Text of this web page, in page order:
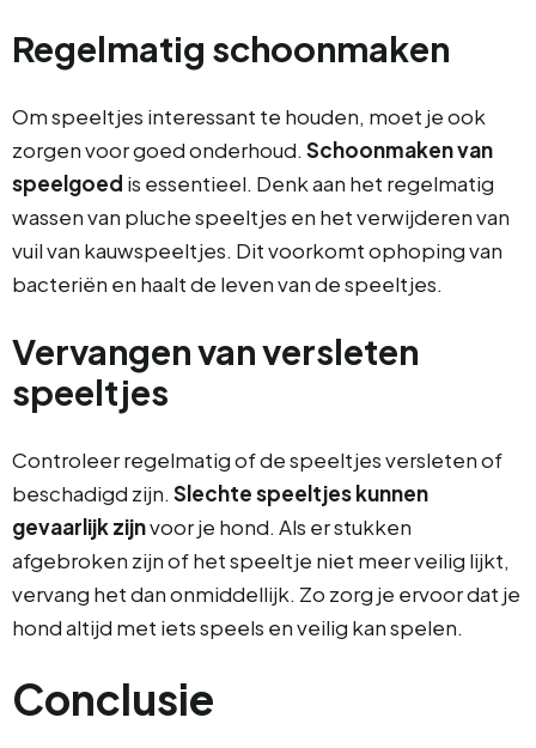
Regelmatig schoonmaken
Om speeltjes interessant te houden, moet je ook
zorgen voor goed onderhoud. Schoonmaken van
speelgoed is essentieel. Denk aan het regelmatig
wassen van pluche speeltjes en het verwijderen van
vuil van kauwspeeltjes. Dit voorkomt ophoping van
bacteriën en haalt de leven van de speeltjes.
Vervangen van versleten
speeltjes
Controleer regelmatig of de speeltjes versleten of
beschadigd zijn. Slechte speeltjes kunnen
gevaarlijk zijnvoor je hond. Als er stukken
afgebroken zijn of het speeltje niet meer veilig lijkt,
vervang het dan onmiddellijk. Zo zorg je ervoor dat je
hond altijd met iets speels en veilig kan spelen.
Conclusie